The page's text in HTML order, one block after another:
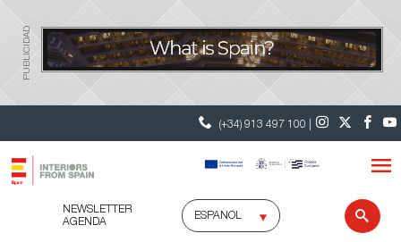
PUBLICIDAD
(+34) 913 497 100 |
NEWSLETTER
AGENDA
Selecciona
idioma